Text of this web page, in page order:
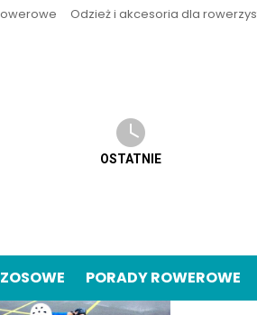
Odzież i akcesoria dla
OSTATNIE
PORADY ROWEROWE